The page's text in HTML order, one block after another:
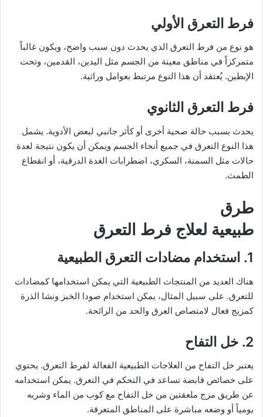
فرط التعرق الأولي
هو نوع من فرط التعرق الذي يحدث دون سبب واضح، ويكون غالباً
متمركزاً في مناطق معينة من الجسم مثل اليدين، القدمين، وتحت
الإبطين. يُعتقد أن هذا النوع مرتبط بعوامل وراثية.
فرط التعرق الثانوي
يحدث بسبب حالة صحية أخرى أو كأثر جانبي لبعض الأدوية. يشمل
هذا النوع التعرق في جميع أنحاء الجسم ويمكن أن يكون نتيجة لعدة
حالات مثل السمنة، السكري، اضطرابات الغدة الدرقية، أو انقطاع
الطمث.
طرق
طبيعية لعلاج فرط التعرق
1. استخدام مضادات التعرق الطبيعية
هناك العديد من المنتجات الطبيعية التي يمكن استخدامها كمضادات
للتعرق. على سبيل المثال، يمكن استخدام صودا الخبز ونشا الذرة
كمزيج فعال لامتصاص العرق والحد من الرائحة.
2. خل التفاح
يعتبر خل التفاح من العلاجات الطبيعية الفعالة لفرط التعرق. يحتوي
على خصائص قابضة تساعد في التحكم في التعرق. يمكن استخدامه
عن طريق مزج ملعقتين من خل التفاح مع كوب من الماء وشربه
يومياً أو وضعه مباشرة على المناطق المتعرقة.